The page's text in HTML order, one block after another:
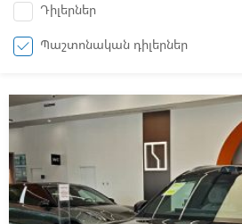
Դիլերներ
Պաշտոնական դիլերներ